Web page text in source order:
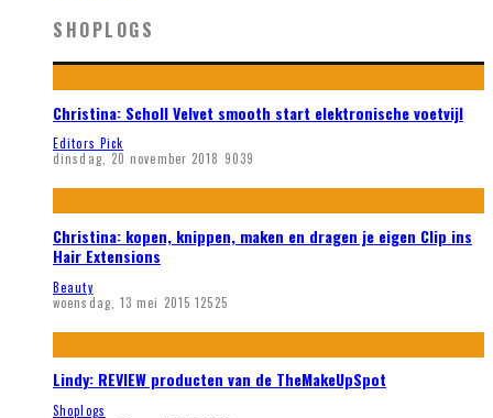
SHOPLOGS
Christina: Scholl Velvet smooth start elektronische voetvijl
Editors Pick
dinsdag, 20 november 2018 9039
Christina: kopen, knippen, maken en dragen je eigen Clip ins
Hair Extensions
Beauty
woensdag, 13 mei 2015 12525
Lindy: REVIEW producten van de TheMakeUpSpot
Shoplogs